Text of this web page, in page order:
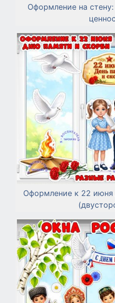
Оформление на
Оформление к 22